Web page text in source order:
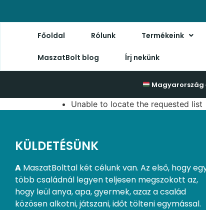
Főoldal Rólunk Termékeink
MaszatBolt blog Írj nekünk
Unable to locate the requested list
KÜLDETÉSÜNK
A MaszatBolttal két célunk van. Az első, hogy
több családnál legyen teljesen megszokott az,
hogy leül anya, apa, gyermek, azaz a család
közösen alkotni, játszani, időt tölteni egymással.